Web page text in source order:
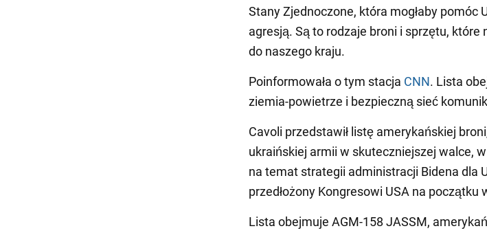
Stany Zjednoczone, która mogłaby pomóc
agresją. Są to rodzaje broni i sprzętu, które
do naszego kraju.
Poinformowała o tym stacja CNN. Lista
ziemia-powietrze i bezpieczną sieć
Cavoli przedstawił listę amerykańskiej
ukraińskiej armii w skuteczniejszej walce,
na temat strategii administracji Bidena dla
przedłożony Kongresowi USA na początku
Lista obejmuje AGM-158 JASSM,